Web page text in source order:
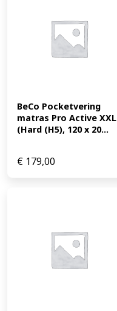
BeCo Pocketvering
matras Pro Active XXL
(Hard (H5), 120 x 20...
€ 179,00